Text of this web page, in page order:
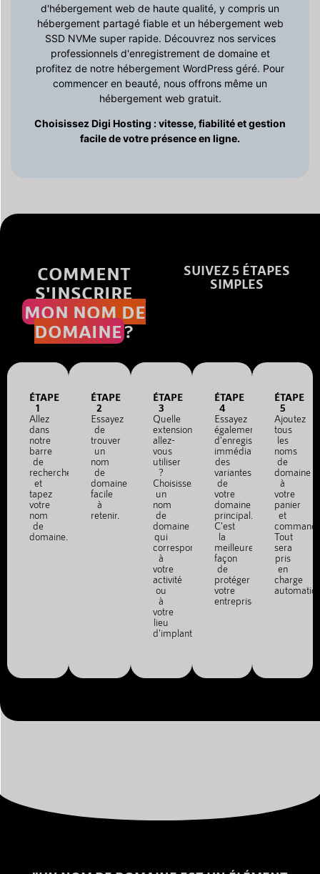
d'hébergement web de haute qualité, y compris un
hébergement partagé fiable et un hébergement web
SSD NVMe super rapide. Découvrez nos services
professionnels d'enregistrement de domaine et
profitez de notre hébergement WordPress géré. Pour
commencer en beauté, nous offrons même un
hébergement web gratuit.
Choisissez Digi Hosting : vitesse, fiabilité et gestion
facile de votre présence en ligne.
COMMENT
S'INSCRIRE
MON NOM DE
DOMAINE?
SUIVEZ 5 ÉTAPES
SIMPLES
ÉTAPE
1
Allez
dans
notre
barre
de
recherche
et
tapez
votre
nom
de
domaine.
ÉTAPE
2
Essayez
de
trouver
un
nom
de
domaine
facile
à
retenir.
ÉTAPE
3
Quelle
extension
allez-
vous
utiliser
?
Choisissez
un
nom
de
domaine
qui
correspond
à
votre
activité
ou
à
votre
lieu
d'implantation.
ÉTAPE
4
Essayez
également
d'enregistrer
immédiatement
des
variantes
de
votre
domaine
principal.
C'est
la
meilleure
façon
de
protéger
votre
entreprise.
ÉTAPE
5
Ajoutez
tous
les
noms
de
domaine
à
votre
panier
et
Tout
sera
pris
en
charge